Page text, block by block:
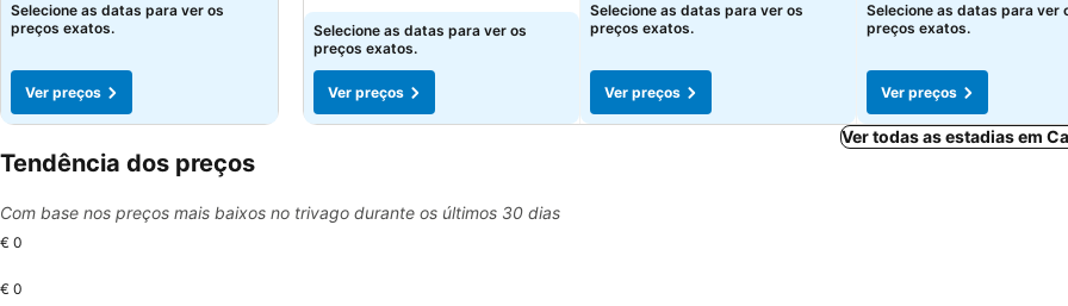
Selecione as datas para ver os
preços exatos.
Ver preços
Selecione as datas para ver os
preços exatos.
Ver preços
Selecione as datas para ver os
preços exatos.
Ver preços
Selecione as datas para ver
preços exatos.
Ver preços
Ver todas as estadias em
Tendência dos preços
Com base nos preços mais baixos no trivago durante os últimos 30 dias
€ 0
€ 0